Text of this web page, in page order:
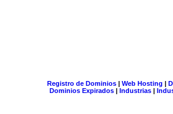
Registro de Dominios| Web Hosting |
Dominios Expirados | Industrias |